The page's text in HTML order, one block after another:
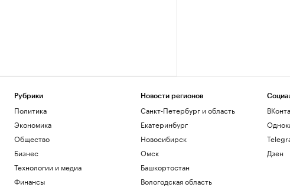
Рубрики
Политика
Экономика
Общество
Бизнес
Технологии и медиа
Финансы
Новости регионов
Санкт-Петербург и область
Екатеринбург
Новосибирск
Омск
Башкортостан
Вологодская область
Дзен